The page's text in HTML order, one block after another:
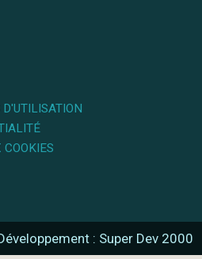
: Super Dev 2000